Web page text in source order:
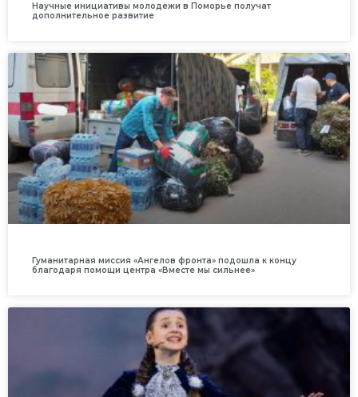
Научные инициативы молодежи в Поморье получат
дополнительное развитие
Гуманитарная миссия «Ангелов фронта» подошла к концу
благодаря помощи центра «Вместе мы сильнее»